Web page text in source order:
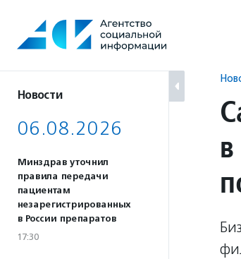
содержанию
Новости
06.08.2026
Минздрав уточнил
правила передачи
пациентам
незарегистрированных
в России препаратов
17:30